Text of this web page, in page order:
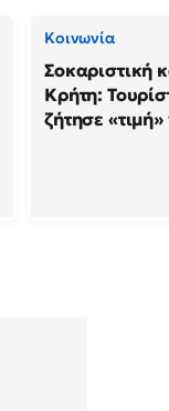
Κοινωνία
Σοκαριστική
Κρήτη:
ζήτησε